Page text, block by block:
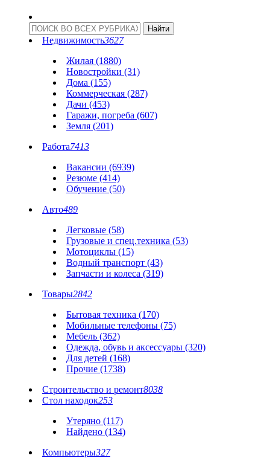
Недвижимость3627
Жилая (1880)
Новостройки (31)
Дома (155)
Коммерческая (287)
Дачи (453)
Гаражи, погреба (607)
Земля (201)
Работа7413
Вакансии (6939)
Резюме (414)
Обучение (50)
Авто489
Легковые (58)
Грузовые и спец.техника (53)
Мотоциклы (15)
Водный транспорт (43)
Запчасти и колеса (319)
Товары2842
Бытовая техника (170)
Мобильные телефоны (75)
Мебель (362)
Одежда, обувь и аксессуары (320)
Для детей (168)
Прочие (1738)
Строительство и ремонт8038
Стол находок253
Утеряно (117)
Найдено (134)
Компьютеры327